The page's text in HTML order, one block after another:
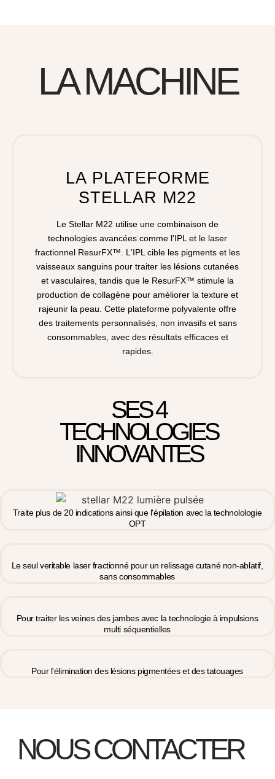
LA MACHINE
LA PLATEFORME
STELLAR M22
Le Stellar M22 utilise une combinaison de
technologies avancées comme l'IPL et le laser
fractionnel ResurFX™. L'IPL cible les pigments et les
vaisseaux sanguins pour traiter les lésions cutanées
et vasculaires, tandis que le ResurFX™ stimule la
production de collagène pour améliorer la texture et
rajeunir la peau. Cette plateforme polyvalente offre
des traitements personnalisés, non invasifs et sans
consommables, avec des résultats efficaces et
rapides.
SES 4
TECHNOLOGIES
INNOVANTES
Traite plus de 20 indications ainsi que l'épilation avec la technolologie
OPT
Le seul veritable laser fractionné pour un relissage cutané non-ablatif,
sans consommables
Pour traiter les veines des jambes avec la technologie à impulsions
multi séquentielles
Pour l'élimination des lésions pigmentées et des tatouages
NOUS CONTACTER